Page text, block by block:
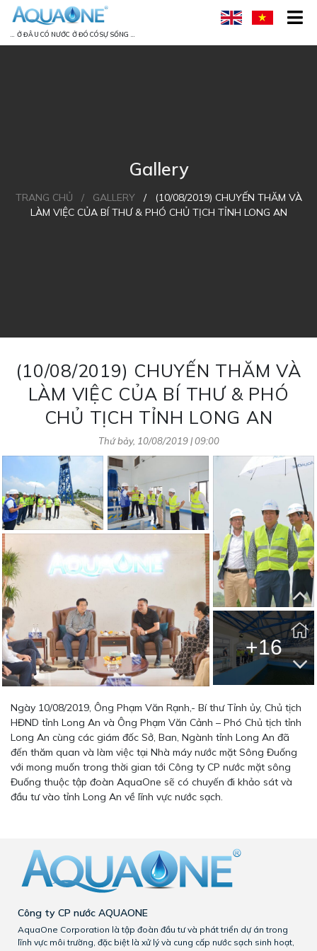
... Ở ĐÂU CÓ NƯỚC Ở ĐÓ CÓ SỰ SỐNG ...
Gallery
TRANG CHỦ / GALLERY /
(10/08/2019) CHUYẾN THĂM VÀ
LÀM VIỆC CỦA BÍ THƯ & PHÓ CHỦ TỊCH TỈNH LONG AN
(10/08/2019) CHUYẾN THĂM VÀ
LÀM VIỆC CỦA BÍ THƯ & PHÓ
CHỦ TỊCH TỈNH LONG AN
Thứ bảy, 10/08/2019 | 09:00
+16
Ngày 10/08/2019, Ông Phạm Văn Rạnh,- Bí thư Tỉnh ủy, Chủ tịch
HĐND tỉnh Long An và Ông Phạm Văn Cảnh – Phó Chủ tịch tỉnh
Long An cùng các giám đốc Sở, Ban, Ngành tỉnh Long An đã
đến thăm quan và làm việc tại Nhà máy nước mặt Sông Đuống
với mong muốn trong thời gian tới Công ty CP nước mặt sông
Đuống thuộc tập đoàn AquaOne sẽ có chuyến đi khảo sát và
đầu tư vào tỉnh Long An về lĩnh vực nước sạch.
Công ty CP nước AQUAONE
AquaOne Corporation là tập đoàn đầu tư và phát triển dự án trong
lĩnh vực môi trường, đặc biệt là xử lý và cung cấp nước sạch sinh hoạt,